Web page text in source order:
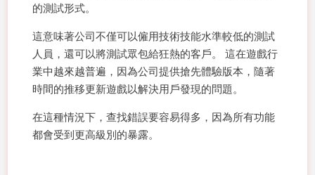
的測試形式。
這意味著公司不僅可以僱用技術技能水準較低的測試
人員，還可以將測試眾包給狂熱的客戶。 這在遊戲行
業中越來越普遍，因為公司提供搶先體驗版本，隨著
時間的推移更新遊戲以解決用戶發現的問題。
在這種情況下，查找錯誤要容易得多，因為所有功能
都會受到更高級別的暴露。